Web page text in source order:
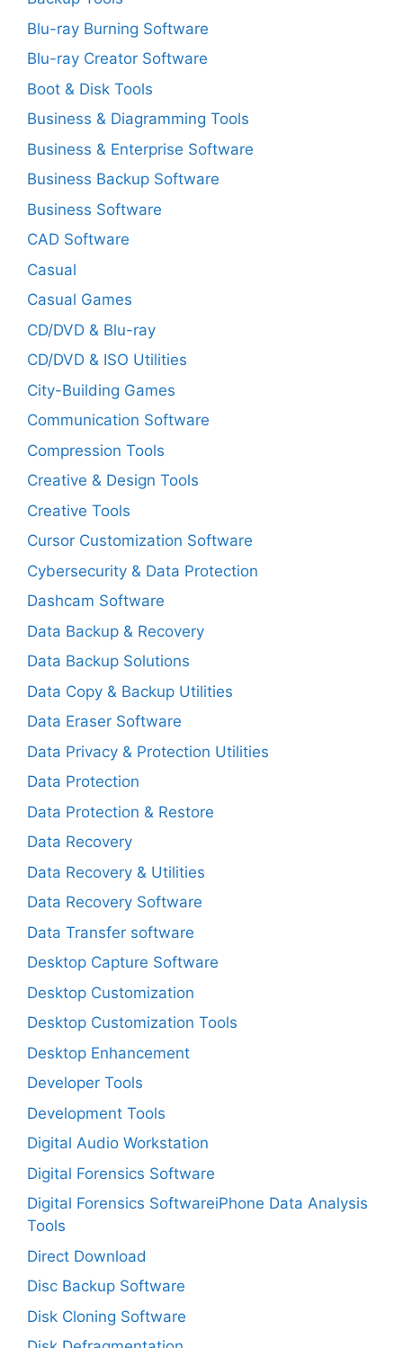
Blu-ray Burning Software
Blu-ray Creator Software
Boot & Disk Tools
Business & Diagramming Tools
Business & Enterprise Software
Business Backup Software
Business Software
CAD Software
Casual
Casual Games
CD/DVD & Blu-ray
CD/DVD & ISO Utilities
City-Building Games
Communication Software
Compression Tools
Creative & Design Tools
Creative Tools
Cursor Customization Software
Cybersecurity & Data Protection
Dashcam Software
Data Backup & Recovery
Data Backup Solutions
Data Copy & Backup Utilities
Data Eraser Software
Data Privacy & Protection Utilities
Data Protection
Data Protection & Restore
Data Recovery
Data Recovery & Utilities
Data Recovery Software
Data Transfer software
Desktop Capture Software
Desktop Customization
Desktop Customization Tools
Desktop Enhancement
Developer Tools
Development Tools
Digital Audio Workstation
Digital Forensics Software
Digital Forensics SoftwareiPhone Data Analysis
Tools
Direct Download
Disc Backup Software
Disk Cloning Software